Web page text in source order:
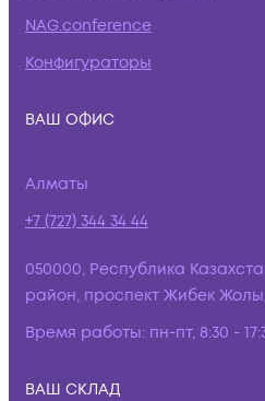
NAG.conference
Конфигураторы
ВАШ ОФИС
Алматы
+7 (727) 344 34 44
050000, Республика
район, проспект Жибек Жолы,
Время работы: пн-пт, 8:30 -
ВАШ СКЛАД